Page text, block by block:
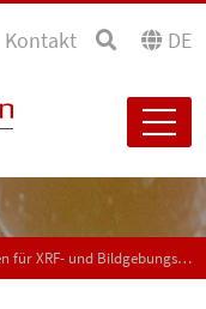
Kontakt DE
Neue Hochleistungsröntgenquellen für XRF- und Bildgebungsanwendungen